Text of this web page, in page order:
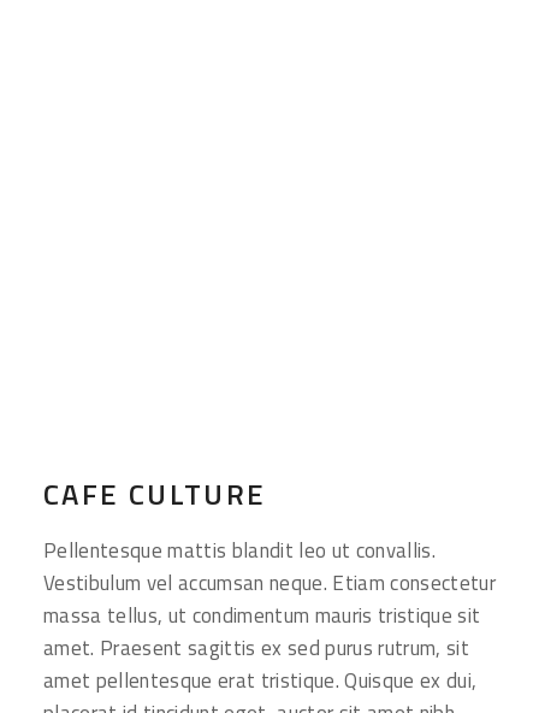
CAFE CULTURE
Pellentesque mattis blandit leo ut convallis.
Vestibulum vel accumsan neque. Etiam consectetur
massa tellus, ut condimentum mauris tristique sit
amet. Praesent sagittis ex sed purus rutrum, sit
amet pellentesque erat tristique. Quisque ex dui,